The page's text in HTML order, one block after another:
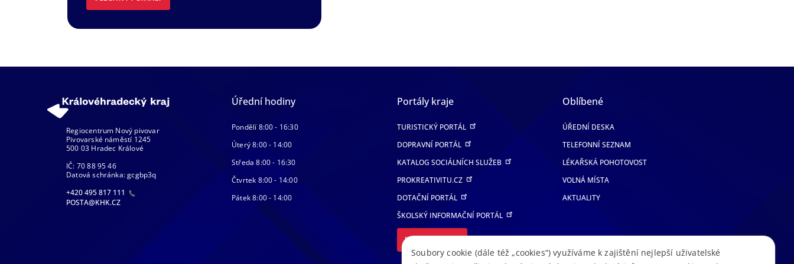
Regiocentrum Nový pivovar
Pivovarské náměstí 1245
500 03 Hradec Králové
IČ: 70 88 95 46
Datová schránka: gcgbp3q
+420 495 817 111
POSTA@KHK.CZ
Úřední hodiny
Pondělí 8:00 - 16:30
Úterý 8:00 - 14:00
Středa 8:00 - 16:30
Čtvrtek 8:00 - 14:00
Pátek 8:00 - 14:00
Portály kraje
TURISTICKÝ PORTÁL
DOPRAVNÍ PORTÁL
KATALOG SOCIÁLNÍCH SLUŽEB
PROKREATIVITU.CZ
DOTAČNÍ PORTÁL
ŠKOLSKÝ INFORMAČNÍ PORTÁL
DALŠÍ PORTÁLY
Oblíbené
ÚŘEDNÍ DESKA
TELEFONNÍ SEZNAM
LÉKAŘSKÁ POHOTOVOST
VOLNÁ MÍSTA
AKTUALITY
Soubory cookie (dále též „cookies“) využíváme k zajištění nejlepší uživatelské